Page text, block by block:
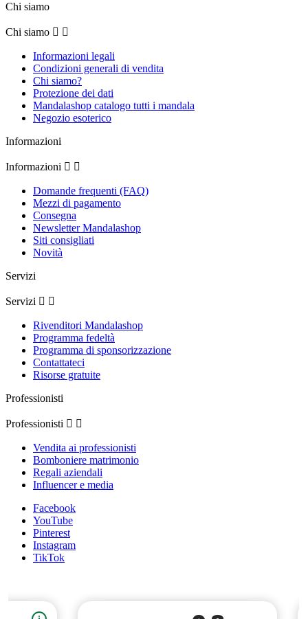
Chi siamo
Chi siamo  
Informazioni legali
Condizioni generali di vendita
Chi siamo?
Protezione dei dati
Mandalashop catalogo tutti i mandala
Negozio esoterico
Informazioni
Informazioni  
Domande frequenti (FAQ)
Mezzi di pagamento
Consegna
Newsletter Mandalashop
Siti consigliati
Novità
Servizi
Servizi  
Rivenditori Mandalashop
Programma fedeltà
Programma di sponsorizzazione
Contattateci
Risorse gratuite
Professionisti
Professionisti  
Vendita ai professionisti
Bomboniere matrimonio
Regali aziendali
Influencer e media
Facebook
YouTube
Pinterest
Instagram
TikTok